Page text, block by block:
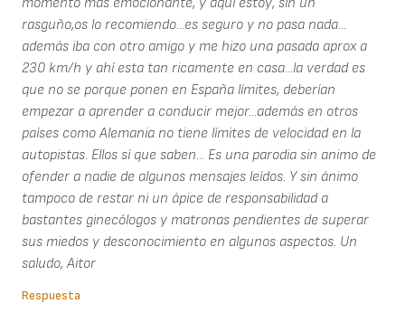
rasguño,os lo recomiendo...es seguro y no pasa nada...
además iba con otro amigo y me hizo una pasada aprox a
230 km/h y ahí esta tan ricamente en casa...la verdad es
que no se porque ponen en España límites, deberían
empezar a aprender a conducir mejor...además en otros
países como Alemania no tiene límites de velocidad en la
autopistas. Ellos sí que saben... Es una parodia sin animo de
ofender a nadie de algunos mensajes leídos. Y sin ánimo
tampoco de restar ni un ápice de responsabilidad a
bastantes ginecólogos y matronas pendientes de superar
sus miedos y desconocimiento en algunos aspectos. Un
saludo, Aitor
Respuesta